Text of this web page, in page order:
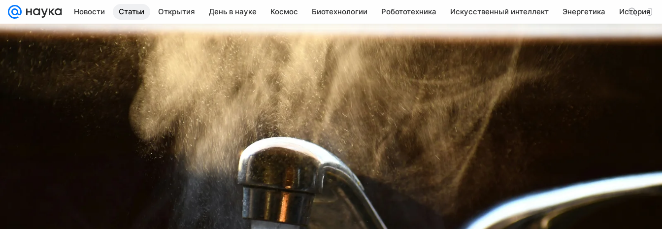
Новости Статьи Открытия День в науке Космос Биотехнологии Робототехника Искусственный интеллект Энергетика История